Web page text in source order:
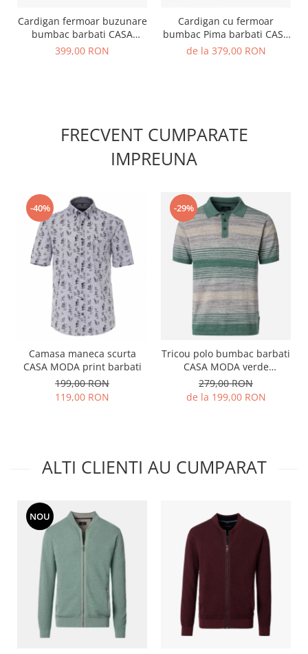
Cardigan fermoar buzunare
bumbac barbati CASA
MODA visiniu
399,00 RON
Cardigan cu fermoar
bumbac Pima barbati CASA
MODA 004440 antracit
de la 379,00 RON
FRECVENT CUMPARATE
IMPREUNA
-40%
Camasa maneca scurta
CASA MODA print barbati
199,00 RON
119,00 RON
-29%
Tricou polo bumbac barbati
CASA MODA verde
dungulite
279,00 RON
de la 199,00 RON
ALTI CLIENTI AU CUMPARAT
NOU